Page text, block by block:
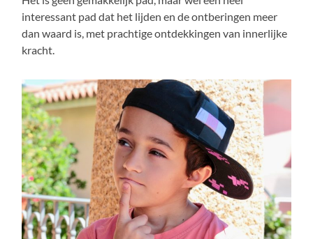
interessant pad dat het lijden en de ontberingen meer
dan waard is, met prachtige ontdekkingen van innerlijke
kracht.